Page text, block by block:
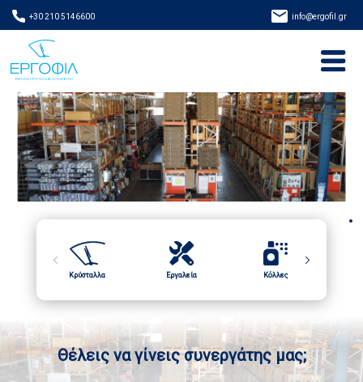
+30 210 5146600 info@ergofil.gr
Κρύσταλλα Εργαλεία Κόλλες
Θέλεις να γίνεις συνεργάτης μας;